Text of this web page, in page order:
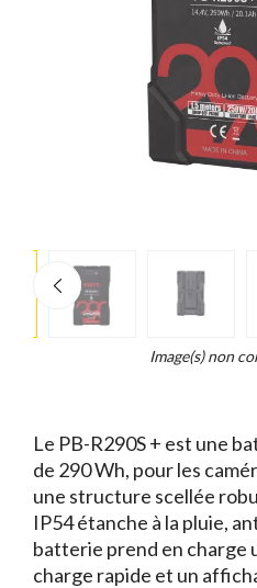
Image(s) non
Le PB-R290S + est une
de 290 Wh, pour les
une structure scellée
IP54 étanche à la pluie,
batterie prend en charge
charge rapide et un